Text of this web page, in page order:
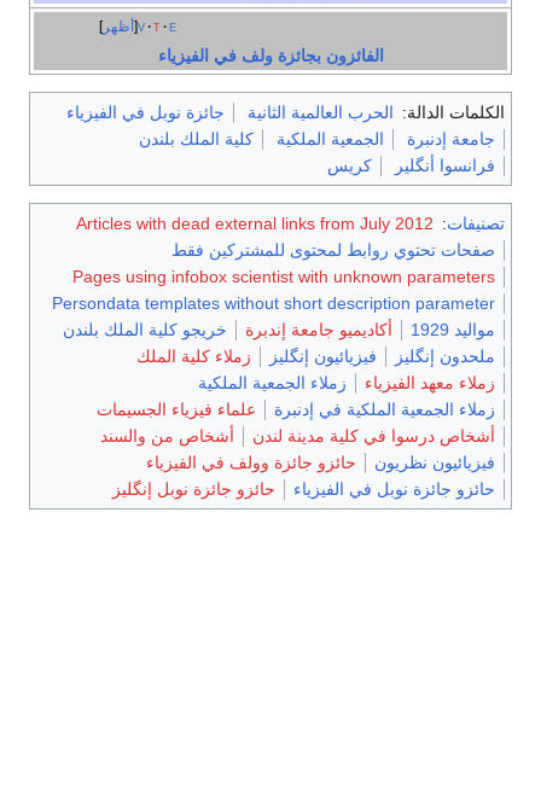
أظهر v t e
الفائزون بجائزة ولف في الفيزياء
الكلمات الدالة: الحرب العالمية الثانية
جائزة نوبل في الفيزياء
جامعة إدنبرة
الجمعية الملكية
كلية الملك بلندن
فرانسوا أنگلير
كريس
تصنيفات:
Articles with dead external links from July 2012
صفحات تحتوي روابط لمحتوى للمشتركين فقط
Pages using infobox scientist with unknown parameters
Persondata templates without short description parameter
مواليد 1929
أكاديميو جامعة إندبرة
خريجو كلية الملك بلندن
ملحدون إنگليز
فيزيائيون إنگليز
زملاء كلية الملك
زملاء معهد الفيزياء
زملاء الجمعية الملكية
زملاء الجمعية الملكية في إدنبرة
علماء فيزياء الجسيمات
أشخاص درسوا في كلية مدينة لندن
أشخاص من والسند
فيزيائيون نظريون
حائزو جائزة وولف في الفيزياء
حائزو جائزة نوبل في الفيزياء
حائزو جائزة نوبل إنگليز